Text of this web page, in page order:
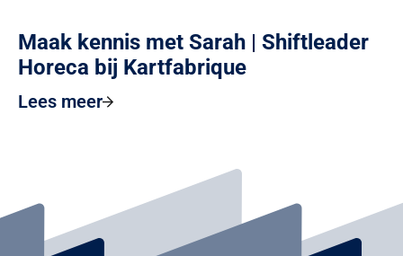
Maak kennis met Sarah | Shiftleader
Horeca bij Kartfabrique
Lees meer